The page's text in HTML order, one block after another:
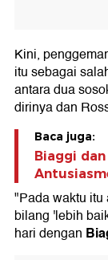
Kini,
itu sebagai
antara dua
dirinya dan
Baca juga:
Biaggi
"Pada waktu
bilang 'lebih
hari dengan